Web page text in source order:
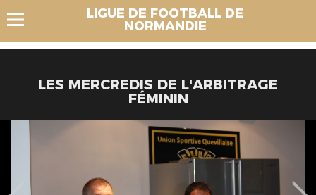
LIGUE DE FOOTBALL DE
NORMANDIE
LES MERCREDIS DE L'ARBITRAGE
FÉMININ